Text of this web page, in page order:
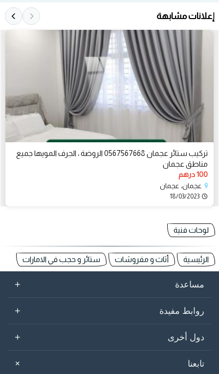
إعلانات مشابهة
تركيب ستائر عجمان 0567567668 الروضة ، الجرف المويها جميع
مناطق عجمان
100 درهم
عجمان، عجمان
18/03/2023
لوحات فنية
الرئيسية أثاث و مفروشات ستائر و حجب في الامارات
مساعدة +
روابط مفيدة +
دول أخرى +
تابعنا +